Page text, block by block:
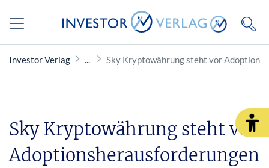
Investor Verlag Sky Kryptowährung steht vor
Sky Kryptowährung steht vor
Adoptionsherausforderungen